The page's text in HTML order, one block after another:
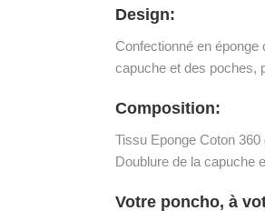
Design:
Confectionné en éponge
capuche et des poches,
Composition:
Tissu Eponge Coton
Doublure de la capuche
Votre poncho, à